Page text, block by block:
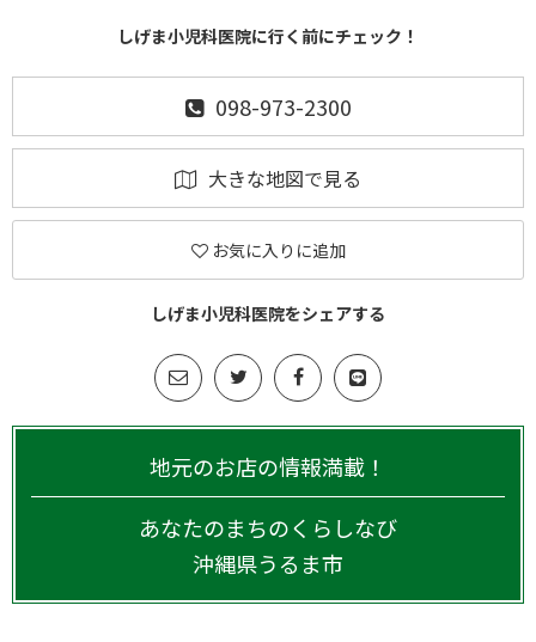
しげま小児科医院に行く前にチェック！
098-973-2300
大きな地図で見る
お気に入りに追加
しげま小児科医院をシェアする
地元のお店の情報満載！
あなたのまちのくらしなび
沖縄県うるま市